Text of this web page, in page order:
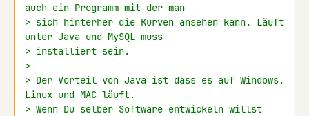
auch ein Programm mit der man
> sich hinterher die Kurven ansehen kann. Läuft
unter Java und MySQL muss
> installiert sein.
>
> Der Vorteil von Java ist dass es auf Windows.
Linux und MAC läuft.
> Wenn Du selber Software entwickeln willst